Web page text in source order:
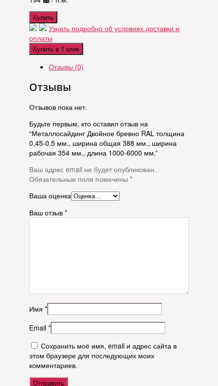
Купить
Узнать подробно об условиях доставки и
оплаты
Купить в 1 клик
Отзывы (0)
Отзывы
Отзывов пока нет.
Будьте первым, кто оставил отзыв на
“Металлосайдинг Двойное бревно RAL толщина
0,45-0,5 мм., ширина общая 388 мм., ширина
рабочая 354 мм., длина 1000-6000 мм.”
Ваш адрес email не будет опубликован.
Обязательные поля помечены *
Ваша оценка
Ваш отзыв *
Имя *
Email *
Сохранить моё имя, email и адрес сайта в
этом браузере для последующих моих
комментариев.